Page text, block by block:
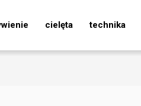
cielęta technika